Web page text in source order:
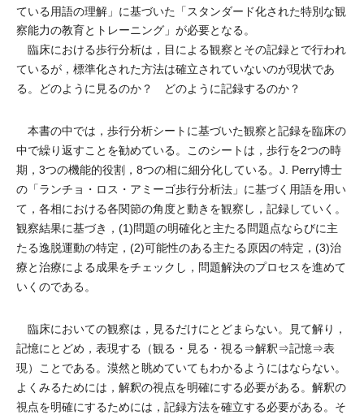
ている用語の理解」に基づいた「スタンダード化された特別な観
察能力の教育とトレーニング」が必要となる。
臨床における歩行分析は，目による観察とその記録とで行われ
ているが，標準化された方法は確立されていないのが現状であ
る。どのように見るのか？ どのように記録するのか？
本書の中では，歩行分析シートに基づいた観察と記録を臨床の
中で繰り返すことを勧めている。このシートは，歩行を2つの時
期，3つの機能的役割，8つの相に細分化している。J. Perry博士
の「ランチョ・ロス・アミーゴ歩行分析法」に基づく用語を用い
て，各相における各関節の角度と動きを観察し，記録していく。
観察結果に基づき，(1)問題の明確化と主たる問題点ならびに主
たる逸脱運動の特定，(2)可能性のある主たる原因の特定，(3)治
療と治療による成果をチェックし，問題解決のプロセスを進めて
いくのである。
臨床においての観察は，見るだけにとどまらない。見て解り，
記憶にとどめ，表現する（観る・見る・視る⇒解釈⇒記憶⇒表
現）ことである。漠然と眺めていてもわかるようにはならない。
よくみるためには，解釈の視点を明確にする必要がある。解釈の
視点を明確にするためには，記録方法を確立する必要がある。そ